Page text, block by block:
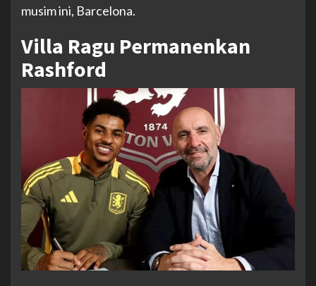
musim ini, Barcelona.
Villa Ragu Permanenkan
Rashford